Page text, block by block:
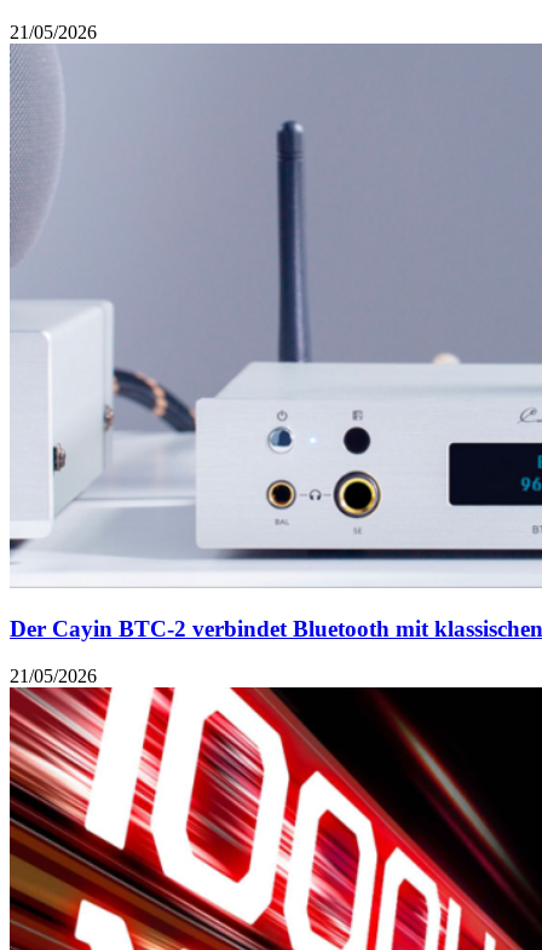
21/05/2026
Der Cayin BTC-2 verbindet Bluetooth mit
21/05/2026